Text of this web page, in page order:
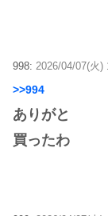
998: 2026/04/07(火
>>994
ありがと
買ったわ